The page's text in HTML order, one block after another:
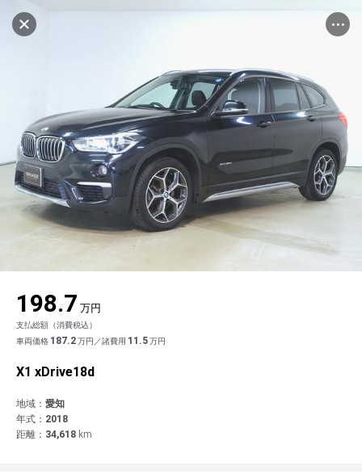
562台
販売店検索
エリア別最新ニュース
品質と保証
ローン・リース
カタログ情報
ログイン
マイアカウント
マイリスト
保存した検索条件
アカウントの確認・編集
ログアウト
アフターサービス
アフターサービス
車検／定期点検
コーティング
ボディ修理
エンジンオイル
企業情報
企業概要
業績決算情報
ヤナセの歴史
採用情報
リンク
メルセデス・ベンツ認定中古車
フォルクスワーゲン認定中古車
AUDI認定中古車
プライバシーポリシー ソーシャルメディアポリシー
金融商品の勧誘方針
退会について
© 2021 YANASE & CO.,LTD. ALL RIGHTS RESERVED.
198.7 万円
支払総額（消費税込）
車両価格 187.2万円／諸費用 11.5万円
X1 xDrive18d
地域： 愛知
年式： 2018
距離： 34,618 km
電話で問い合わせ
品質評価書を見る
キャンセル
ヤナセ ブランドスクエア名古屋長久手
販売店情報
地図を見る
在庫一覧